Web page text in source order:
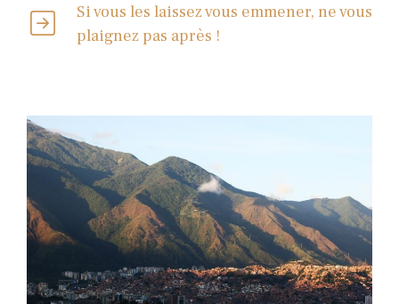
Si vous les laissez vous emmener, ne vous
plaignez pas après !